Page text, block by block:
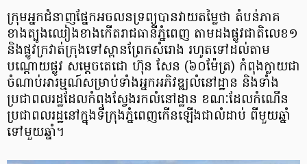
ក្រុម​អ្នក​ជំនាញ​ផ្នែក​អចលន​ទ្រព្យ​បាន​វាយ​តម្លៃ​ថា តំបន់​ភាគ​​
ខាង​​ត្បូង​ឈៀង​ខាង​កើត​រាជ​ធានី​ភ្នំពេញ តាម​ដង​ផ្លូវ​ជាតិ​លេខ​១
និង​ផ្លូវ​ក្រវាត់​ក្រុង​ទៅ​ស្ពាន​ព្រែក​សំរោង រហូត​ទៅ​ដល់​តាម​
បណ្ដោយ​ផ្លូវ សម្តេច​តេជោ ហ៊ុន សែន (៦០​ម៉ែត្រ) កំពុង​ក្លាយ​ជា​
ចំណាប់​អារម្មណ៍​សម្រាប់​ទាំង​អ្នក​អភិវឌ្ឍ​លំនៅ​ដ្ឋាន និង​ទាំង​
ប្រជា​ពលរដ្ឋ​ដែល​កំពុង​ស្វែង​រក​លំនៅដ្ឋាន ខណៈ​ដែល​កំណើន​
ប្រជា​ពលរដ្ឋ​នៅ​ក្នុង​ទីក្រុង​ភ្នំពេញ​កើន​ឡើង​ជា​លំដាប់ ពីមួយ​ឆ្នាំ​
ទៅ​មួយ​ឆ្នាំ។